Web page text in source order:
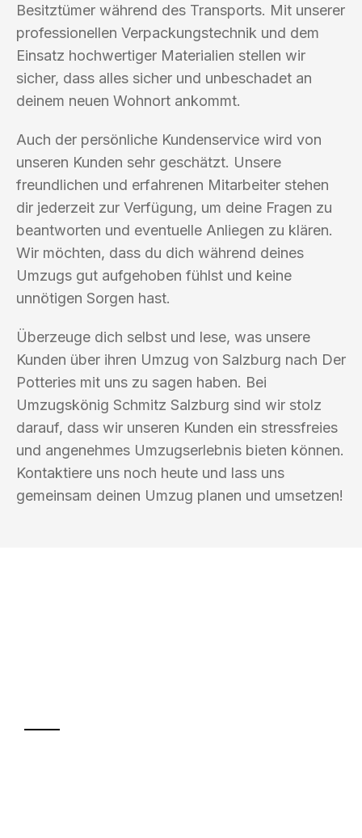
Besitztümer während des Transports. Mit unserer
professionellen Verpackungstechnik und dem
Einsatz hochwertiger Materialien stellen wir
sicher, dass alles sicher und unbeschadet an
deinem neuen Wohnort ankommt.
Auch der persönliche Kundenservice wird von
unseren Kunden sehr geschätzt. Unsere
freundlichen und erfahrenen Mitarbeiter stehen
dir jederzeit zur Verfügung, um deine Fragen zu
beantworten und eventuelle Anliegen zu klären.
Wir möchten, dass du dich während deines
Umzugs gut aufgehoben fühlst und keine
unnötigen Sorgen hast.
Überzeuge dich selbst und lese, was unsere
Kunden über ihren Umzug von Salzburg nach Der
Potteries mit uns zu sagen haben. Bei
Umzugskönig Schmitz Salzburg sind wir stolz
darauf, dass wir unseren Kunden ein stressfreies
und angenehmes Umzugserlebnis bieten können.
Kontaktiere uns noch heute und lass uns
gemeinsam deinen Umzug planen und umsetzen!